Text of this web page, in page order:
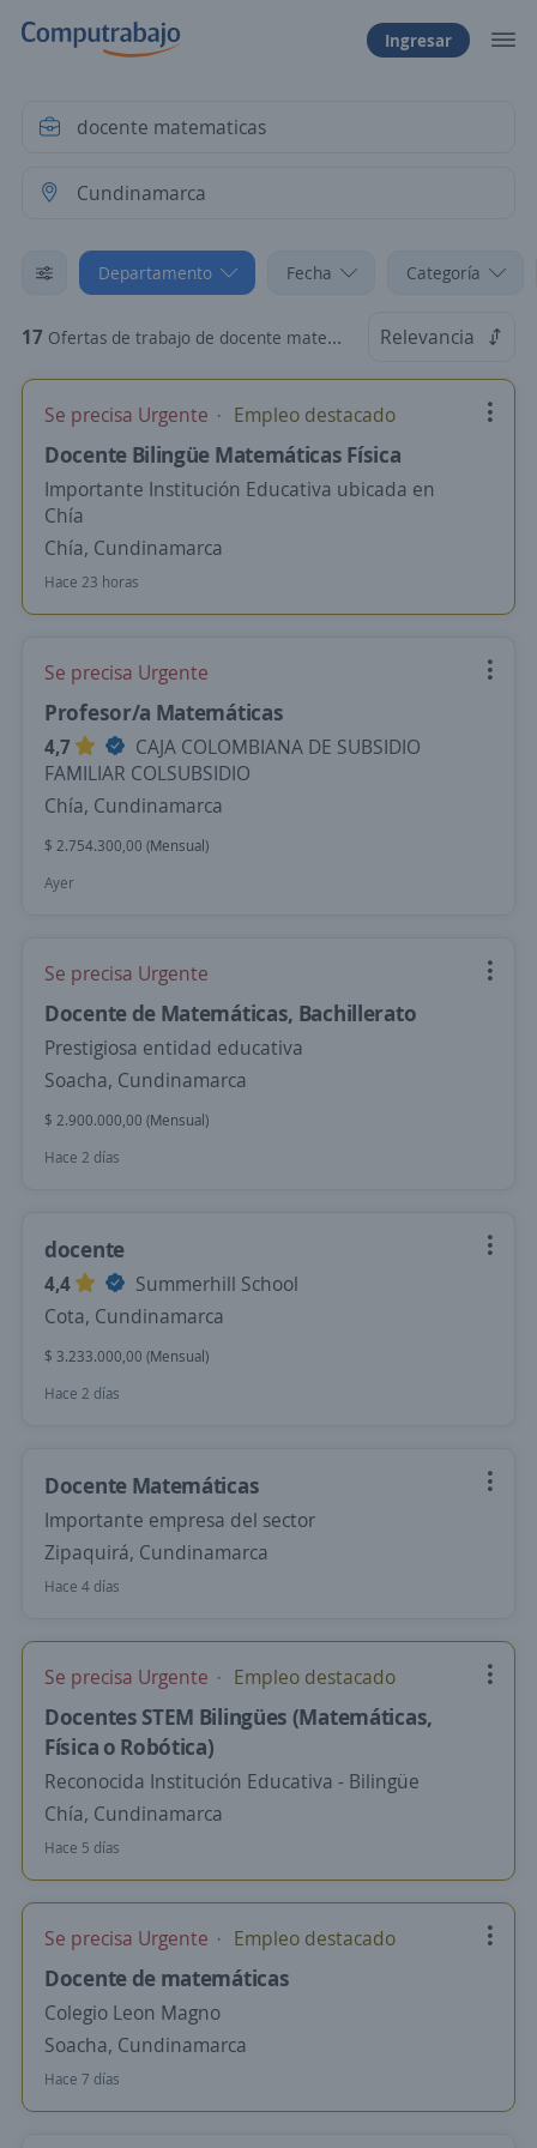
Ingresar
Departamento Fecha Categoría
17 Ofertas de trabajo de docente matematicas en Cundinamarca Relevancia
Se precisa Urgente Empleo destacado
Docente Bilingüe Matemáticas Física
Importante Institución Educativa ubicada en
Chía
Chía, Cundinamarca
Hace 23 horas
Se precisa Urgente
Profesor/a Matemáticas
4,7
CAJA COLOMBIANA DE SUBSIDIO
FAMILIAR COLSUBSIDIO
Chía, Cundinamarca
$ 2.754.300,00 (Mensual)
Ayer
Se precisa Urgente
Docente de Matemáticas, Bachillerato
Prestigiosa entidad educativa
Soacha, Cundinamarca
$ 2.900.000,00 (Mensual)
Hace 2 días
docente
4,4
Summerhill School
Cota, Cundinamarca
$ 3.233.000,00 (Mensual)
Hace 2 días
Docente Matemáticas
Importante empresa del sector
Zipaquirá, Cundinamarca
Hace 4 días
Se precisa Urgente Empleo destacado
Docentes STEM Bilingües (Matemáticas,
Física o Robótica)
Reconocida Institución Educativa - Bilingüe
Chía, Cundinamarca
Hace 5 días
Se precisa Urgente Empleo destacado
Docente de matemáticas
Colegio Leon Magno
Soacha, Cundinamarca
Hace 7 días